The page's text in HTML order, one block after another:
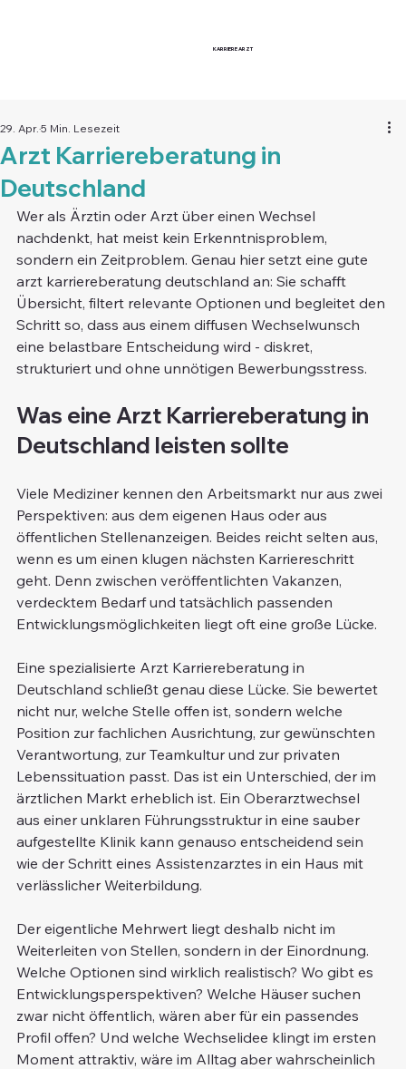
KARRIEREARZT
Arzt Karriereberatung in
Deutschland
29. Apr. 5 Min. Lesezeit
Wer als Ärztin oder Arzt über einen Wechsel
nachdenkt, hat meist kein Erkenntnisproblem,
sondern ein Zeitproblem. Genau hier setzt eine gute
arzt karriereberatung deutschland an: Sie schafft
Übersicht, filtert relevante Optionen und begleitet den
Schritt so, dass aus einem diffusen Wechselwunsch
eine belastbare Entscheidung wird - diskret,
strukturiert und ohne unnötigen Bewerbungsstress.
Was eine Arzt Karriereberatung in
Deutschland leisten sollte
Viele Mediziner kennen den Arbeitsmarkt nur aus zwei
Perspektiven: aus dem eigenen Haus oder aus
öffentlichen Stellenanzeigen. Beides reicht selten aus,
wenn es um einen klugen nächsten Karriereschritt
geht. Denn zwischen veröffentlichten Vakanzen,
verdecktem Bedarf und tatsächlich passenden
Entwicklungsmöglichkeiten liegt oft eine große Lücke.
Eine spezialisierte Arzt Karriereberatung in
Deutschland schließt genau diese Lücke. Sie bewertet
nicht nur, welche Stelle offen ist, sondern welche
Position zur fachlichen Ausrichtung, zur gewünschten
Verantwortung, zur Teamkultur und zur privaten
Lebenssituation passt. Das ist ein Unterschied, der im
ärztlichen Markt erheblich ist. Ein Oberarztwechsel
aus einer unklaren Führungsstruktur in eine sauber
aufgestellte Klinik kann genauso entscheidend sein
wie der Schritt eines Assistenzarztes in ein Haus mit
verlässlicher Weiterbildung.
Der eigentliche Mehrwert liegt deshalb nicht im
Weiterleiten von Stellen, sondern in der Einordnung.
Welche Optionen sind wirklich realistisch? Wo gibt es
Entwicklungsperspektiven? Welche Häuser suchen
zwar nicht öffentlich, wären aber für ein passendes
Profil offen? Und welche Wechselidee klingt im ersten
Moment attraktiv, wäre im Alltag aber wahrscheinlich